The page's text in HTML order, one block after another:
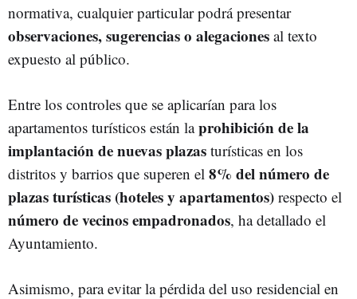
normativa, cualquier particular podrá presentar
observaciones, sugerencias o alegaciones al texto
expuesto al público.
Entre los controles que se aplicarían para los
apartamentos turísticos están laprohibición de la
implantación de nuevas plazas turísticas en los
distritos y barrios que superen el 8% del número de
plazas turísticas (hoteles y apartamentos) respecto el
número de vecinos empadronados, ha detallado el
Ayuntamiento.
Asimismo, para evitar la pérdida del uso residencial en